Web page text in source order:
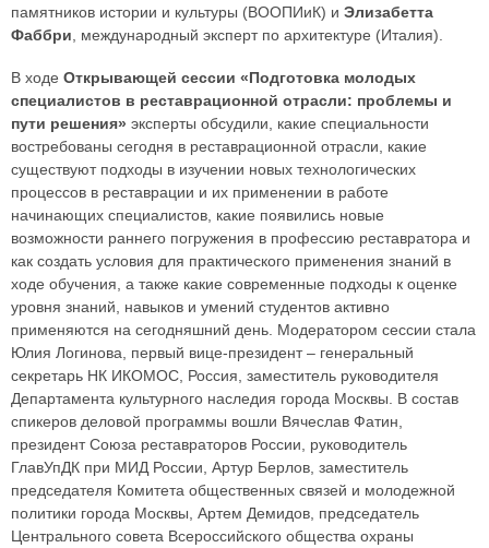
памятников истории и культуры (ВООПИиК) и Элизабетта
Фаббри , международный эксперт по архитектуре (Италия).
В ходе Открывающей сессии «Подготовка молодых
специалистов в реставрационной отрасли: проблемы и
пути решения» эксперты обсудили, какие специальности
востребованы сегодня в реставрационной отрасли, какие
существуют подходы в изучении новых технологических
процессов в реставрации и их применении в работе
начинающих специалистов, какие появились новые
возможности раннего погружения в профессию реставратора и
как создать условия для практического применения знаний в
ходе обучения, а также какие современные подходы к оценке
уровня знаний, навыков и умений студентов активно
применяются на сегодняшний день. Модератором сессии стала
Юлия Логинова, первый вице-президент – генеральный
секретарь НК ИКОМОС, Россия, заместитель руководителя
Департамента культурного наследия города Москвы. В состав
спикеров деловой программы вошли Вячеслав Фатин,
президент Союза реставраторов России, руководитель
ГлавУпДК при МИД России, Артур Берлов, заместитель
председателя Комитета общественных связей и молодежной
политики города Москвы, Артем Демидов, председатель
Центрального совета Всероссийского общества охраны